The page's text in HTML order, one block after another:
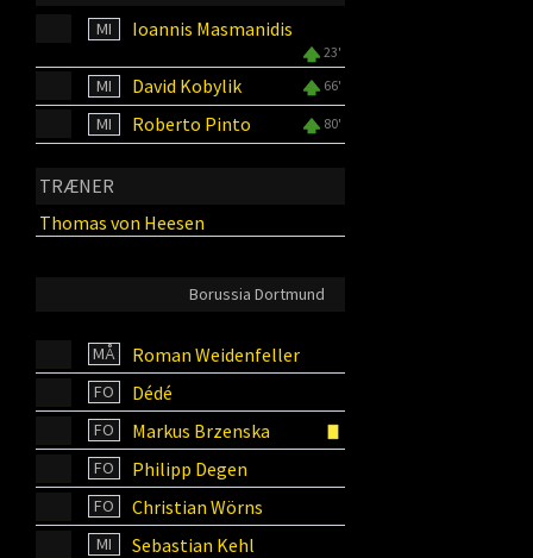
MI Ioannis Masmanidis
23'
MI David Kobylik 66'
MI Roberto Pinto 80'
TRÆNER
Thomas von Heesen
Borussia Dortmund
MÅ Roman Weidenfeller
FO Dédé
FO Markus Brzenska
FO Philipp Degen
FO Christian Wörns
MI Sebastian Kehl